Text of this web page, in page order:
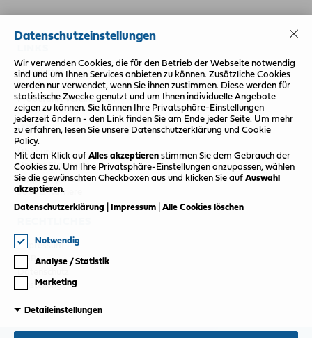
Newsletter
Termin vereinbaren
Probefahrt vereinbaren
INFOS
Über uns
Unsere Standorte
Ansprechpartner
Jobs & Karriere
Impressum
AGB
Datenschutz
Einstellungen
Datenschutzeinstellungen
Wir verwenden Cookies, die für den Betrieb der Webseite notwendig
sind und um Ihnen Services anbieten zu können. Zusätzliche Cookies
werden nur verwendet, wenn Sie ihnen zustimmen. Diese werden für
statistische Zwecke genutzt und um Ihnen individuelle Angebote
zeigen zu können. Sie können Ihre Privatsphäre-Einstellungen
jederzeit ändern - den Link finden Sie am Ende jeder Seite. Um mehr
zu erfahren, lesen Sie unsere Datenschutzerklärung und Cookie
Policy.
Mit dem Klick auf Alles akzeptieren stimmen Sie dem Gebrauch der
Cookies zu. Um Ihre Privatsphäre-Einstellungen anzupassen, wählen
Sie die gewünschten Checkboxen aus und klicken Sie auf Auswahl
akzeptieren.
Datenschutzerklärung
Impressum Alle Cookies löschen
Notwendig
Analyse / Statistik
Marketing
Detaileinstellungen